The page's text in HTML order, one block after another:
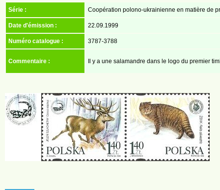
Série : Coopération polono-ukrainienne en matière de
Date d'émission : 22.09.1999
Numéro catalogue : 3787-3788
Commentaire : Il y a une salamandre dans le logo du premier